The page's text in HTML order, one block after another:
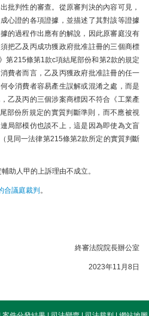
批判性的審查。從原審判決的內容可見，
心證的各項證據，並描述了其對該等證據
的過程作出應有的解說，因此原審庭沒有
把乙及丙成功獲政府批准註冊的三個商標
第215條第1款c項結尾部份和第2款的規定
費者而言，乙及丙獲政府批准註冊的任一
令消費者容易產生誤解或混淆之處，而是
乙及丙的三個涉案商標因不符合《工業產
部份所規定的實質判斷準則，而不應被視
局部模仿也談不上，這是因為即使為文盲
見同一法律第215條第2款所定的實質判斷
助人甲的上訴理由不成立。
合議庭裁判 。
終審法院院長辦公室
2023年11 月 8日